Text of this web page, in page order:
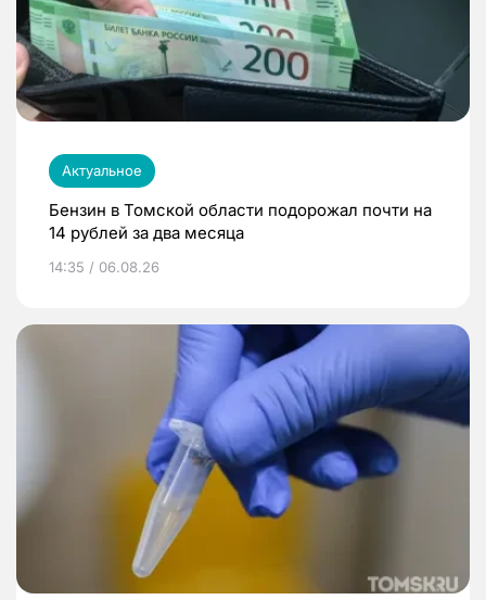
Актуальное
Бензин в Томской области подорожал почти на
14 рублей за два месяца
14:35 / 06.08.26